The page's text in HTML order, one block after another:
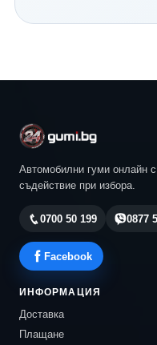
Автомобилни гуми онлайн
съдействие при избора.
0700 50 199 0877
Facebook
ИНФОРМАЦИЯ
Доставка
Плащане